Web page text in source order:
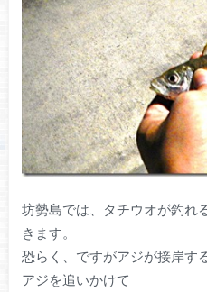
坊勢島では、タチウオが釣れ
きます。
恐らく、ですがアジが接岸す
アジを追いかけて